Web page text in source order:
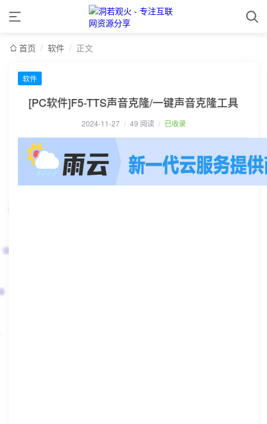
首页 / 软件 / 正文
软件
[PC软件]F5-TTS声音克隆/一键声音克隆工具
2024-11-27 / 49 阅读 / 已收录